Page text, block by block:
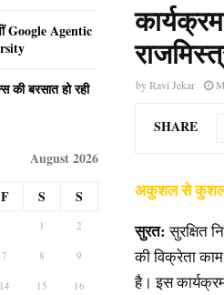
byRavi Jekar
SHARE
अकुशल से कुशल:
सुरत:सुरक्षित
की विक्रेता
है। इस
Google Agentic
की बरसात हो रही
August 2026
F S S
1 2
7 8 9
14 15 16